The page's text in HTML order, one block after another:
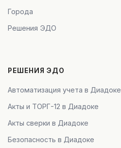
Города
Решения ЭДО
РЕШЕНИЯ ЭДО
Автоматизация учета в Диадоке
Акты и ТОРГ-12 в Диадоке
Акты сверки в Диадоке
Безопасность в Диадоке